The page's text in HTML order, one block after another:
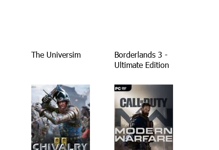
The Universim
Borderlands 3 -
Ultimate Edition